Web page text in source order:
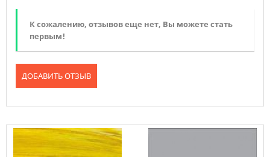
К сожалению, отзывов еще нет, Вы можете стать
первым!
ДОБАВИТЬ ОТЗЫВ